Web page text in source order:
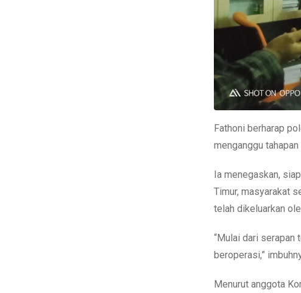
Fathoni berharap
menganggu
Ia menegaskan,
Timur, masyarakat
telah dikeluarkan
“Mulai dari serapan
beroperasi,”
Menurut anggota